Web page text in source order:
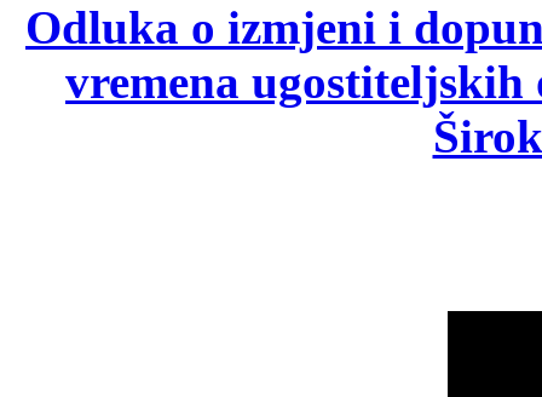
Odluka o izmjeni i
vremena